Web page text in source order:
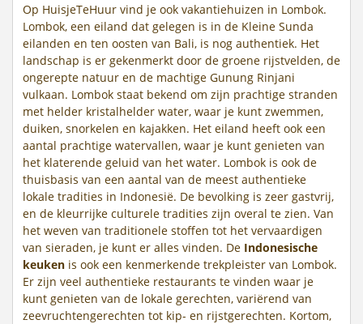
Op HuisjeTeHuur vind je ook vakantiehuizen in Lombok.
Lombok, een eiland dat gelegen is in de Kleine Sunda
eilanden en ten oosten van Bali, is nog authentiek. Het
landschap is er gekenmerkt door de groene rijstvelden, de
ongerepte natuur en de machtige Gunung Rinjani
vulkaan. Lombok staat bekend om zijn prachtige stranden
met helder kristalhelder water, waar je kunt zwemmen,
duiken, snorkelen en kajakken. Het eiland heeft ook een
aantal prachtige watervallen, waar je kunt genieten van
het klaterende geluid van het water. Lombok is ook de
thuisbasis van een aantal van de meest authentieke
lokale tradities in Indonesië. De bevolking is zeer gastvrij,
en de kleurrijke culturele tradities zijn overal te zien. Van
het weven van traditionele stoffen tot het vervaardigen
van sieraden, je kunt er alles vinden. De Indonesische
keuken is ook een kenmerkende trekpleister van Lombok.
Er zijn veel authentieke restaurants te vinden waar je
kunt genieten van de lokale gerechten, variërend van
zeevruchtengerechten tot kip- en rijstgerechten. Kortom,